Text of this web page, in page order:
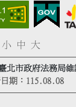
小 中 大
北市政府法務局維
期： 115.08.08